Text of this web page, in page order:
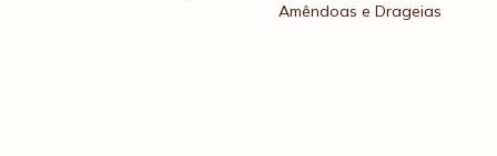
Amêndoas e Drageias